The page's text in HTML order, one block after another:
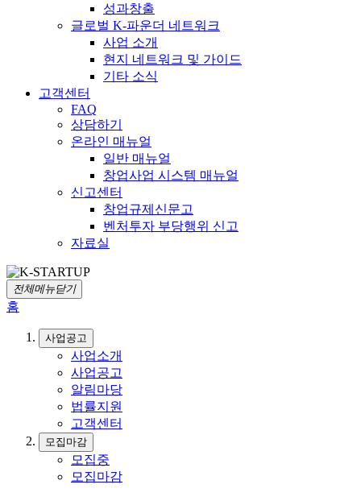
성과창출
글로벌 K-파운더 네트워크
사업 소개
현지 네트워크 및 가이드
기타 소식
고객센터
FAQ
상담하기
온라인 매뉴얼
일반 매뉴얼
창업사업 시스템 매뉴얼
신고센터
창업규제신문고
벤처투자 부당행위 신고
자료실
전체메뉴닫기
홈
사업공고
사업소개
사업공고
알림마당
법률지원
고객센터
모집마감
모집중
모집마감